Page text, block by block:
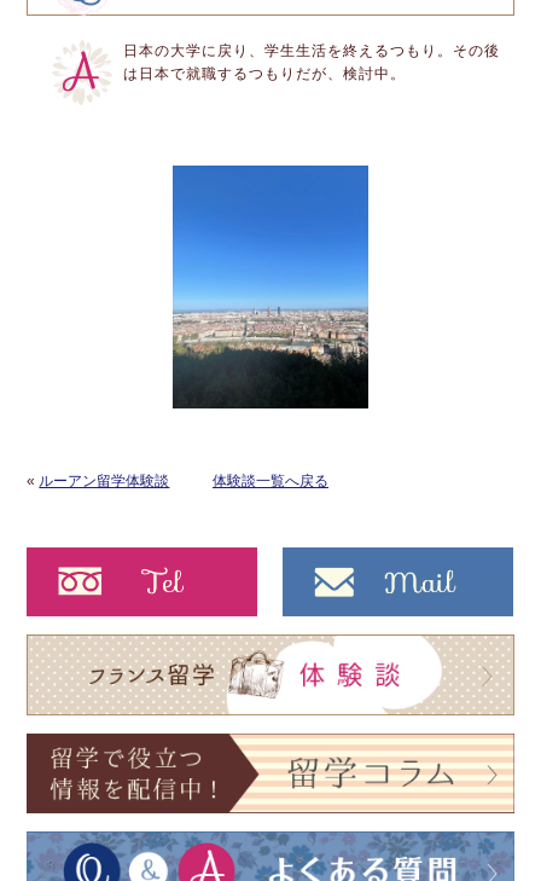
日本の大学に戻り、学生生活を終えるつもり。その後
は日本で就職するつもりだが、検討中。
« ルーアン留学体験談 体験談一覧へ戻る